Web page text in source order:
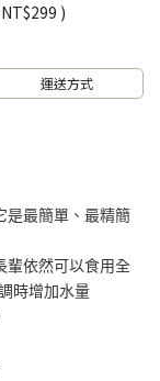
NT$299 )
運送方式
是最簡單、最精簡
輩依然可以食用全
時增加水量